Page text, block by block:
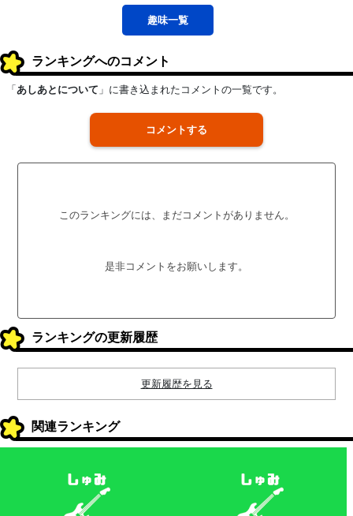
趣味一覧
ランキングへのコメント
「 あしあとについて 」に書き込まれたコメントの一覧です。
コメントする
このランキングには、まだコメントがありません。
是非コメントをお願いします。
ランキングの更新履歴
更新履歴を見る
関連ランキング